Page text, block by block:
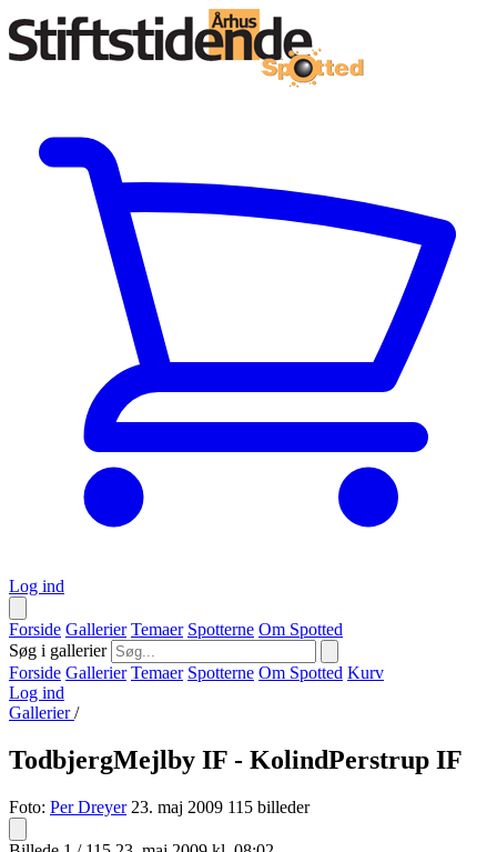
Log ind
Forside Gallerier Temaer Spotterne Om Spotted
Søg i gallerier
Forside Gallerier Temaer Spotterne Om Spotted Kurv
Log ind
Gallerier/
TodbjergMejlby IF - KolindPerstrup IF
Foto: Per Dreyer 23. maj 2009 115 billeder